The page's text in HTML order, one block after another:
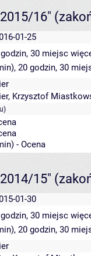
16"
01-25
30 miejsc
20 godzin, 30
, Krzysztof
- Ocena
15"
01-30
30 miejsc
20 godzin, 30